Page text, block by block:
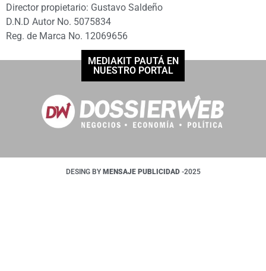
Director propietario: Gustavo Saldeño
D.N.D Autor No. 5075834
Reg. de Marca No. 12069656
MEDIAKIT PAUTÁ EN
NUESTRO PORTAL
DESING BY MENSAJE PUBLICIDAD -2025